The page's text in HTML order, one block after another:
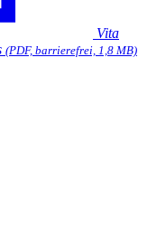
Vita
(PDF, barrierefrei, 1,8 MB)